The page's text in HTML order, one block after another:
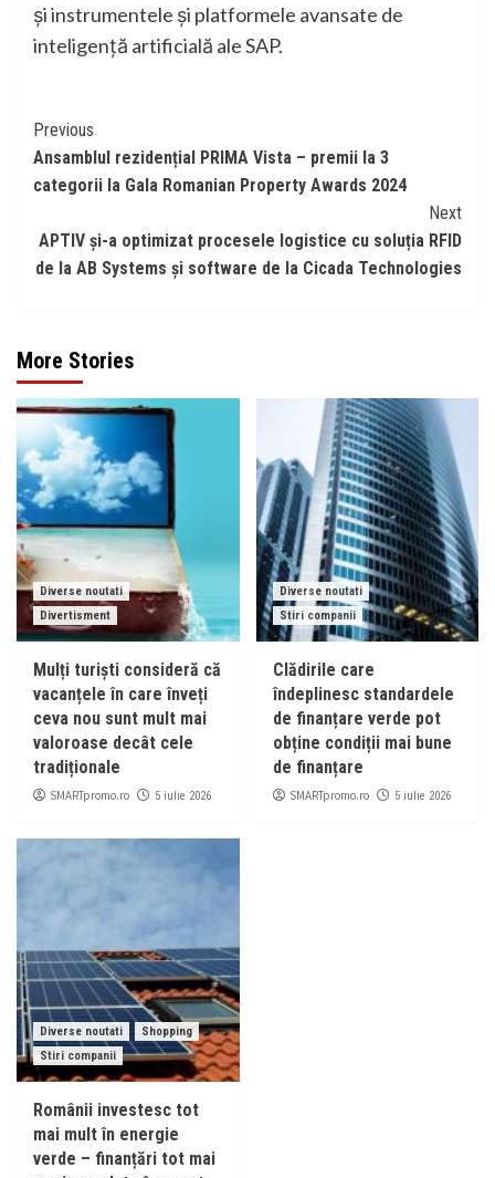
și instrumentele și platformele avansate de
inteligență artificială ale SAP.
Continue
Reading
Previous
Ansamblul rezidențial PRIMA Vista – premii la 3
categorii la Gala Romanian Property Awards 2024
Next
APTIV și-a optimizat procesele logistice cu soluția RFID
de la AB Systems și software de la Cicada Technologies
More Stories
Diverse noutati
Divertisment
Mulți turiști consideră că
vacanțele în care înveți
ceva nou sunt mult mai
valoroase decât cele
tradiționale
SMARTpromo.ro 5 iulie 2026
Diverse noutati
Stiri companii
Clădirile care
îndeplinesc standardele
de finanțare verde pot
obține condiții mai bune
de finanțare
SMARTpromo.ro 5 iulie 2026
Diverse noutati
Shopping
Stiri companii
Românii investesc tot
mai mult în energie
verde – finanțări tot mai